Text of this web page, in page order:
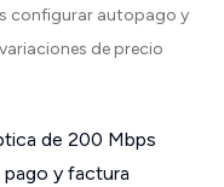
configurar autopago y
de precio
de 200 Mbps
y factura